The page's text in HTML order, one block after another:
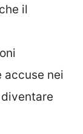
il
accuse nei